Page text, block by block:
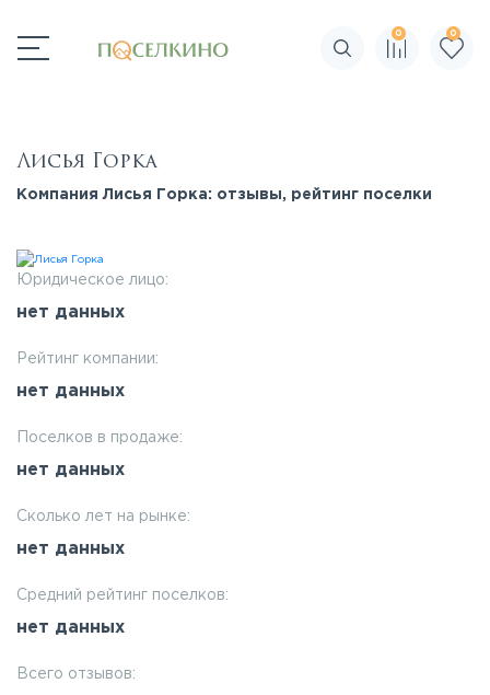
Поиск по сайту
0 0
Лисья Горка
Компания Лисья Горка: отзывы, рейтинг поселки
Юридическое лицо:
нет данных
Рейтинг компании:
нет данных
Поселков в продаже:
нет данных
Сколько лет на рынке:
нет данных
Средний рейтинг поселков:
нет данных
Всего отзывов: